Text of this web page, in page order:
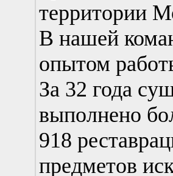
территории
В нашей
опытом
За 32 года
выполнено
918
предметов